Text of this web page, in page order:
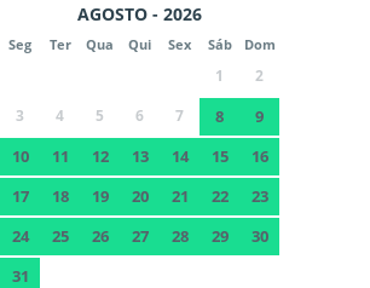
AGOSTO - 2026
Seg Ter Qua Qui Sex Sáb Dom
1
2
3
4 5 6 7 8
9
10
11 12 13 14 15
16
17
18 19 20 21 22
23
24
25 26 27 28 29
30
31